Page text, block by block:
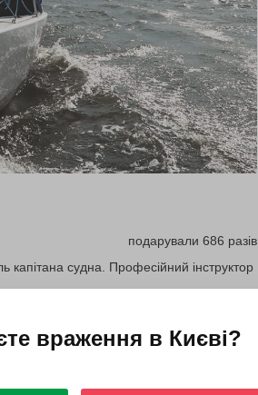
подарували 686 разів
капітана судна. Професійний інструктор
Подарувати
враження в Києві?